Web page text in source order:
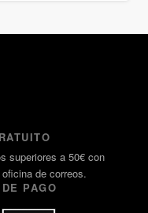
superiores a 50€ con
de correos.
DE PAGO